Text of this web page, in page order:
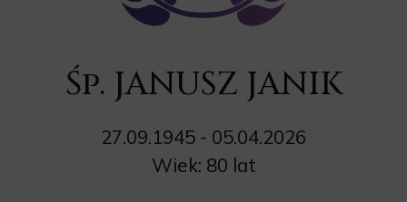
Śp. JANUSZ JANIK
27.09.1945 - 05.04.2026
Wiek: 80 lat